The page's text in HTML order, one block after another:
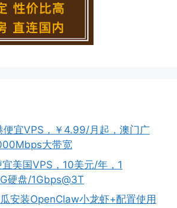
宜VPS，￥4.99/月起，澳门广
大带宽
美国VPS，10美元/年，1
硬盘/1Gbps@3T
安装OpenClaw小龙虾+配置使用